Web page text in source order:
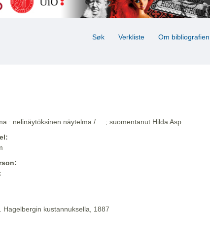
Søk Verkliste Om bibliografien
: nelinäytöksinen näytelma / ... ; suomentanut Hilda Asp
Hagelbergin kustannuksella, 1887